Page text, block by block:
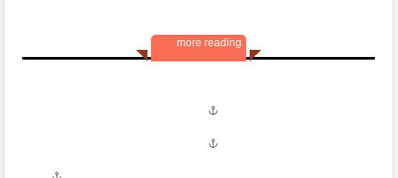
more reading